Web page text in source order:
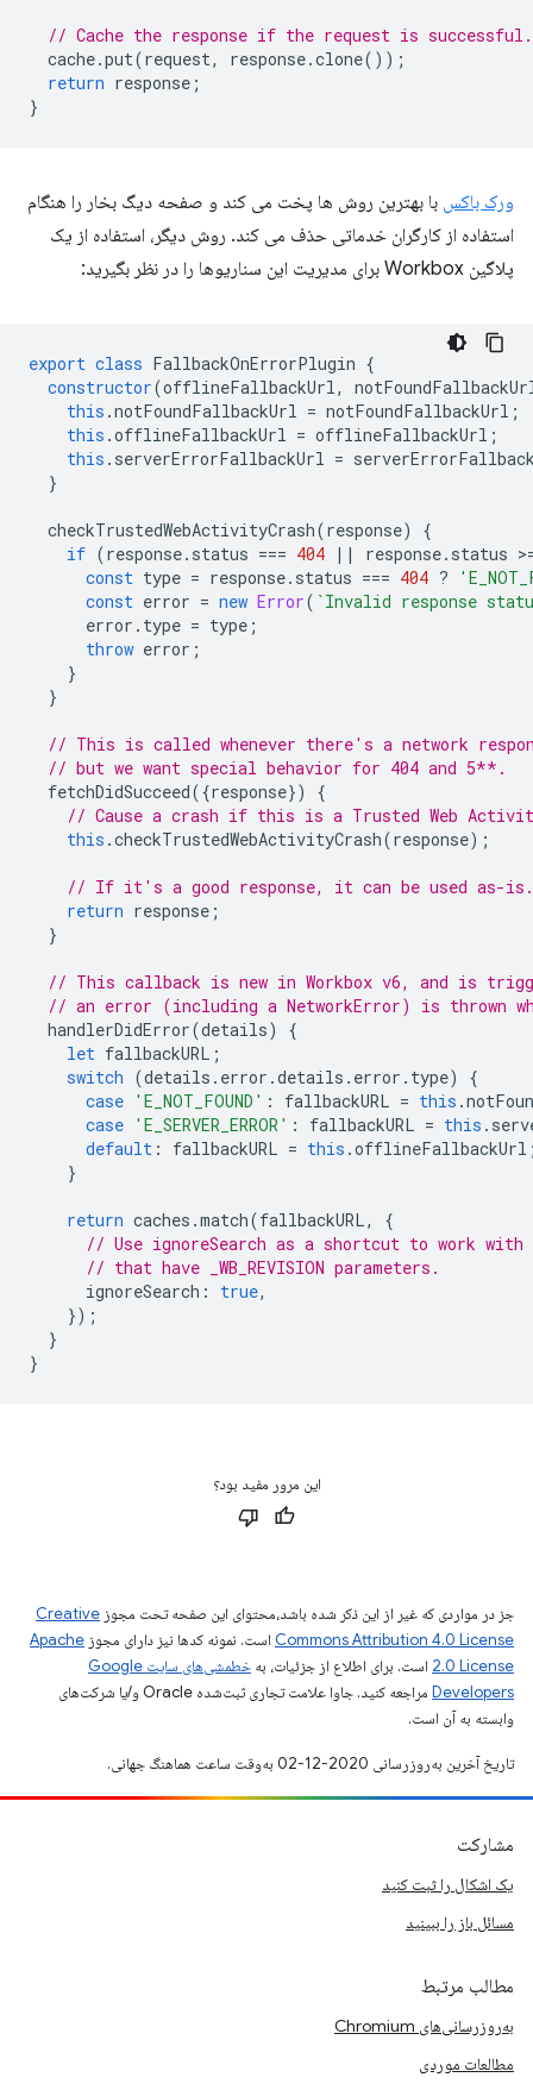
// Cache the response if the request is successful.
cache.put(request, response.clone());
return response ;
}
ورک باکس با بهترین روش ها پخت می کند و صفحه دیگ بخار را هنگام
استفاده از کارگران خدماتی حذف می کند. روش دیگر، استفاده از یک
پلاگین Workbox برای مدیریت این سناریوها را در نظر بگیرید:
export class FallbackOnErrorPlugin {
constructor(offlineFallbackUrl,
this .notFoundFallbackUrl = notFoundFallbackUrl ;
this .offlineFallbackUrl = offlineFallbackUrl ;
this . serverErrorFallbackUrl =
}
checkTrustedWebActivityCrash(response)
{
if (response. status === 404 || response. status >
const type = response. status === 404 ?
const error = new Error( `Invalid response
error . type = type ;
throw error ;
}
}
// This is called whenever there's a network
// but we want special behavior for 404 and 5**.
fetchDidSucceed({response})
{
// Cause a crash if this is a Trusted Web
this .checkTrustedWebActivityCrash(response);
// If it's a good response, it can be used as-is.
return response ;
}
// This callback is new in Workbox v6, and is
// an error (including a NetworkError) is thrown
handlerDidError(details)
{
let fallbackURL ;
switch (details . error .details . error . type)
{
case 'E_NOT_FOUND' : fallbackURL = this .
case 'E_SERVER_ERROR' : fallbackURL = this .
default : fallbackURL = this .offlineFallbackUrl
}
return caches .match(fallbackURL,
{
// Use ignoreSearch as a shortcut to work with
// that have _WB_REVISION parameters.
ignoreSearch : true,
});
}
}
این مرور مفید بود؟
جز در مواردی که غیر از این ذکر شده باشد،‌محتوای این صفحه تحت مجوز Creative
Commons Attribution 4.0 License است. نمونه کدها نیز دارای مجوز Apache
2.0 License است. برای اطلاع از جزئیات، به
خطمشی‌های سایت Google
Developers‏
مراجعه کنید. جاوا علامت تجاری ثبت‌شده Oracle و/یا شرکت‌های
وابسته به آن است.
تاریخ آخرین به‌روزرسانی 2020-12-02 به‌وقت ساعت هماهنگ جهانی.
مشارکت
یک اشکال را ثبت کنید
مسائل باز را ببینید
مطالب مرتبط
به‌روزرسانی‌های Chromium
مطالعات موردی